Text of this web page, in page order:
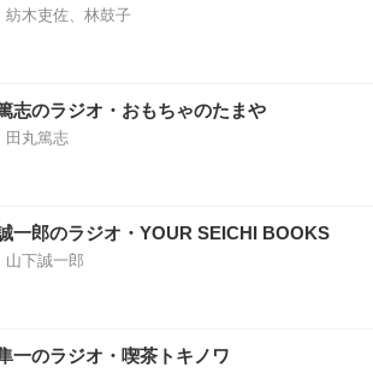
紡木吏佐、林鼓子
志のラジオ・おもちゃのたまや
田丸篤志
一郎のラジオ・YOUR SEICHI BOOKS
山下誠一郎
一のラジオ・喫茶トキノワ